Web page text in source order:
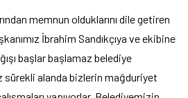
memnun olduklarını dile getiren
İbrahim Sandıkçıya ve ekibine
başlar başlamaz belediye
sürekli alanda bizlerin mağduriyet